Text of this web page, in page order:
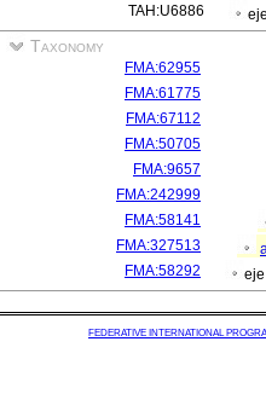
TAH:U6886
Taxonomy
FMA:62955
FMA:61775
FMA:67112
FMA:50705
FMA:9657
FMA:242999
FMA:58141
FMA:327513
FMA:58292
FEDERATIVE INTERNATIONAL